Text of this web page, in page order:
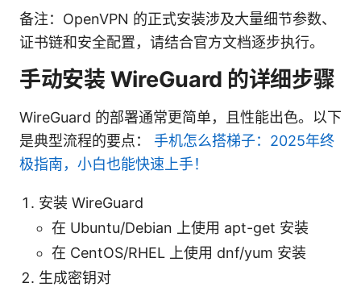
备注：OpenVPN 的正式安装涉及大量细节参数、
证书链和安全配置，请结合官方文档逐步执行。
手动安装 WireGuard 的详细步骤
WireGuard 的部署通常更简单，且性能出色。以下
是典型流程的要点： 手机怎么搭梯子：2025年终
极指南，小白也能快速上手！
安装 WireGuard
在 Ubuntu/Debian 上使用 apt-get 安装
在 CentOS/RHEL 上使用 dnf/yum 安装
生成密钥对